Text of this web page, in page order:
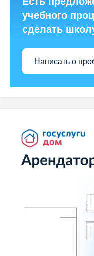
учебного
сделать
Написать о